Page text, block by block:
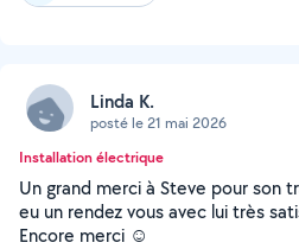
Linda K.
posté le 21 mai 2026
Installation électrique
Un grand merci à Steve pour son
eu un rendez vous avec lui très
Encore merci ☺️